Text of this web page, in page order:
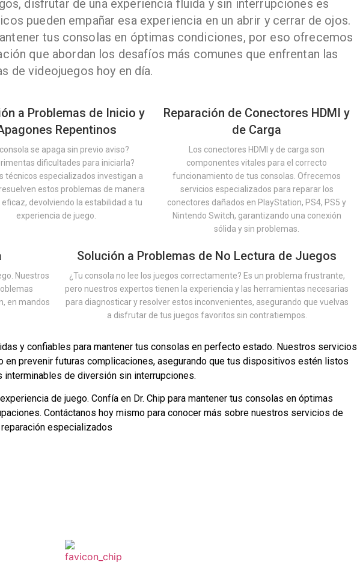
disfrutar de una experiencia fluida y sin interrupciones es
pueden empañar esa experiencia en un abrir y cerrar de ojos.
tus consolas en óptimas condiciones, por eso ofrecemos
que abordan los desafíos más comunes que enfrentan las
de videojuegos hoy en día.
a Problemas de Inicio y
Repentinos
se apaga sin previo aviso?
dificultades para iniciarla?
técnicos especializados investigan a
estos problemas de manera
eficaz, devolviendo la estabilidad a tu
experiencia de juego.
Reparación de Conectores HDMI y
de Carga
Los conectores HDMI y de carga son
componentes vitales para el correcto
funcionamiento de tus consolas. Ofrecemos
servicios especializados para reparar los
conectores dañados en PlayStation, PS4, PS5 y
Nintendo Switch, garantizando una conexión
sólida y sin problemas.
Nuestros
en mandos
Solución a Problemas de No Lectura de Juegos
¿Tu consola no lee los juegos correctamente? Es un problema frustrante,
pero nuestros expertos tienen la experiencia y las herramientas necesarias
para diagnosticar y resolver estos inconvenientes, asegurando que vuelvas
a disfrutar de tus juegos favoritos sin contratiempos.
y confiables para mantener tus consolas en perfecto estado. Nuestros servicios
en prevenir futuras complicaciones, asegurando que tus dispositivos estén listos
interminables de diversión sin interrupciones.
de juego. Confía en Dr. Chip para mantener tus consolas en óptimas
Contáctanos hoy mismo para conocer más sobre nuestros servicios de
reparación especializados